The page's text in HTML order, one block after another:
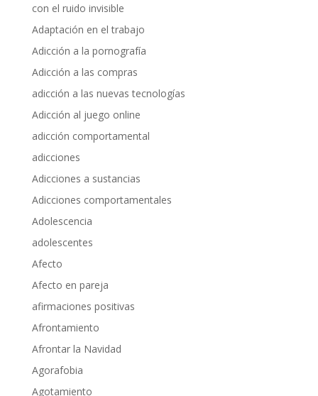
con el ruido invisible
Adaptación en el trabajo
Adicción a la pornografía
Adicción a las compras
adicción a las nuevas tecnologías
Adicción al juego online
adicción comportamental
adicciones
Adicciones a sustancias
Adicciones comportamentales
Adolescencia
adolescentes
Afecto
Afecto en pareja
afirmaciones positivas
Afrontamiento
Afrontar la Navidad
Agorafobia
Agotamiento